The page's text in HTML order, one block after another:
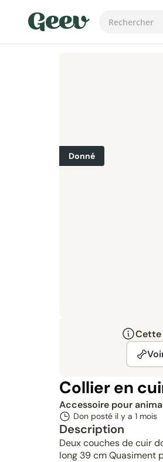
Donné
Cette
Collier en
Accessoire pour
Don posté il y a 1 mois
Description
Deux couches de cuir
long 39 cm Quasiment